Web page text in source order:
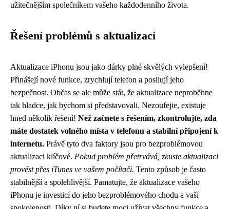
užitečnějším společníkem vašeho každodenního života.
Řešení problémů s aktualizací
Aktualizace iPhonu jsou jako dárky plné skvělých vylepšení!
Přinášejí nové funkce, zrychlují telefon a posilují jeho
bezpečnost. Občas se ale může stát, že aktualizace neproběhne
tak hladce, jak bychom si představovali. Nezoufejte, existuje
hned několik řešení! Než začnete s řešením, zkontrolujte, zda
máte dostatek volného místa v telefonu a stabilní připojení k
internetu. Právě tyto dva faktory jsou pro bezproblémovou
aktualizaci klíčové. Pokud problém přetrvává, zkuste aktualizaci
provést přes iTunes ve vašem počítači. Tento způsob je často
stabilnější a spolehlivější. Pamatujte, že aktualizace vašeho
iPhonu je investicí do jeho bezproblémového chodu a vaší